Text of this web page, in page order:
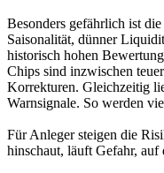
Besonders gefährlich ist
Saisonalität, dünner
historisch hohen
Chips sind inzwischen
Korrekturen. Gleichzeitig
Warnsignale. So werden
Für Anleger steigen die
hinschaut, läuft Gefahr,